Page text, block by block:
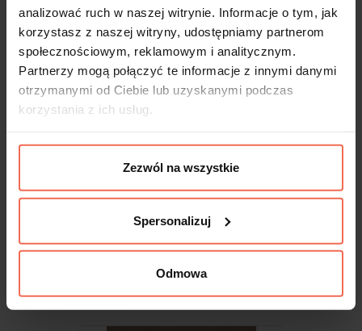
analizować ruch w naszej witrynie. Informacje o tym, jak
korzystasz z naszej witryny, udostępniamy partnerom
społecznościowym, reklamowym i analitycznym.
Partnerzy mogą połączyć te informacje z innymi danymi
otrzymanymi od Ciebie lub uzyskanymi podczas
korzystania z ich usług.
Zezwól na wszystkie
Spersonalizuj
Odmowa
Egger - Próbka Jesion Navarra H1250
ST36 300x200x18
9,99 zł